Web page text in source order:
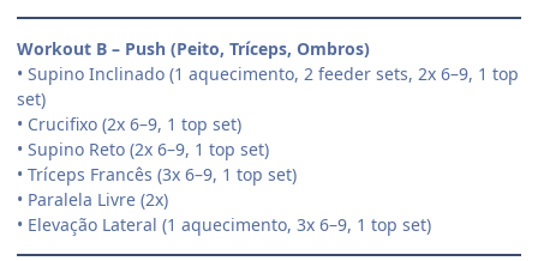
Workout B – Push (Peito, Tríceps, Ombros)
• Supino Inclinado (1 aquecimento, 2 feeder sets, 2x 6–9, 1 top
set)
• Crucifixo (2x 6–9, 1 top set)
• Supino Reto (2x 6–9, 1 top set)
• Tríceps Francês (3x 6–9, 1 top set)
• Paralela Livre (2x)
• Elevação Lateral (1 aquecimento, 3x 6–9, 1 top set)